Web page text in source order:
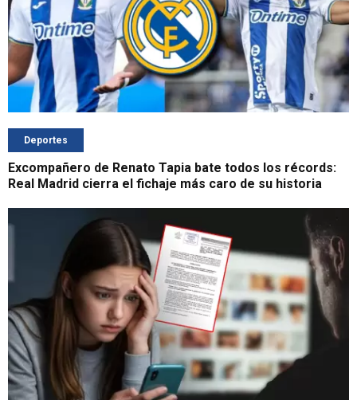
Deportes
Excompañero de Renato Tapia bate todos los récords:
Real Madrid cierra el fichaje más caro de su historia